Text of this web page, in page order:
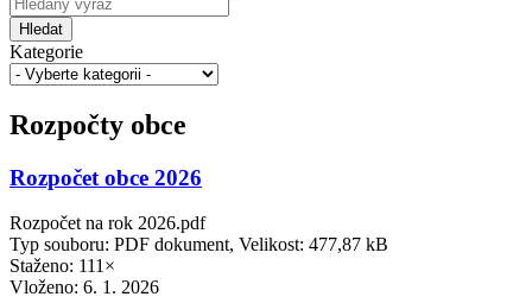
Hledat
Kategorie
Rozpočty obce
Rozpočet obce 2026
Rozpočet na rok 2026.pdf
Typ souboru: PDF dokument, Velikost: 477,87 kB
Staženo: 111×
Vloženo: 6. 1. 2026